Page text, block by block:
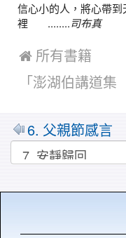
信心小的人，將心帶
裡 ........司布真
 所有書籍
「澎湖伯講道集
6. 父親節感言